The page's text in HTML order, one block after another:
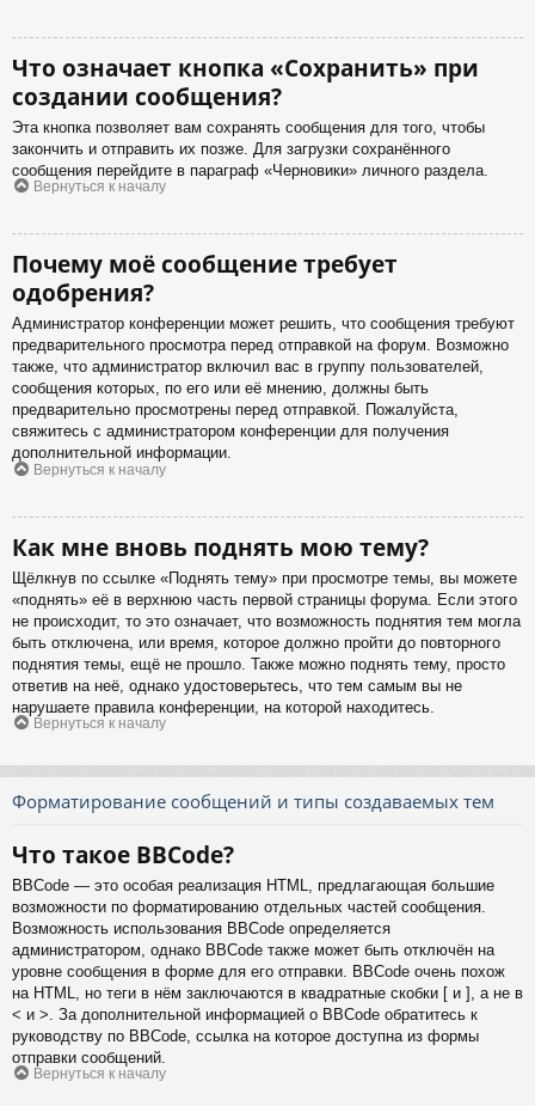
Что означает кнопка «Сохранить» при
создании сообщения?
Эта кнопка позволяет вам сохранять сообщения для того, чтобы
закончить и отправить их позже. Для загрузки сохранённого
сообщения перейдите в параграф «Черновики» личного раздела.
Вернуться к началу
Почему моё сообщение требует
одобрения?
Администратор конференции может решить, что сообщения требуют
предварительного просмотра перед отправкой на форум. Возможно
также, что администратор включил вас в группу пользователей,
сообщения которых, по его или её мнению, должны быть
предварительно просмотрены перед отправкой. Пожалуйста,
свяжитесь с администратором конференции для получения
дополнительной информации.
Вернуться к началу
Как мне вновь поднять мою тему?
Щёлкнув по ссылке «Поднять тему» при просмотре темы, вы можете
«поднять» её в верхнюю часть первой страницы форума. Если этого
не происходит, то это означает, что возможность поднятия тем могла
быть отключена, или время, которое должно пройти до повторного
поднятия темы, ещё не прошло. Также можно поднять тему, просто
ответив на неё, однако удостоверьтесь, что тем самым вы не
нарушаете правила конференции, на которой находитесь.
Вернуться к началу
Форматирование сообщений и типы создаваемых тем
Что такое BBCode?
BBCode — это особая реализация HTML, предлагающая большие
возможности по форматированию отдельных частей сообщения.
Возможность использования BBCode определяется
администратором, однако BBCode также может быть отключён на
уровне сообщения в форме для его отправки. BBCode очень похож
на HTML, но теги в нём заключаются в квадратные скобки [ и ], а не в
< и >. За дополнительной информацией о BBCode обратитесь к
руководству по BBCode, ссылка на которое доступна из формы
отправки сообщений.
Вернуться к началу